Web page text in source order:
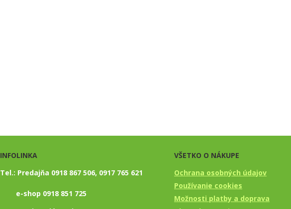
INFOLINKA
Tel.: Predajňa 0918 867 506, 0917 765 621
e-shop 0918 851 725​
VŠETKO O NÁKUPE
Ochrana osobných údajov
Používanie cookies
Možnosti platby a doprava